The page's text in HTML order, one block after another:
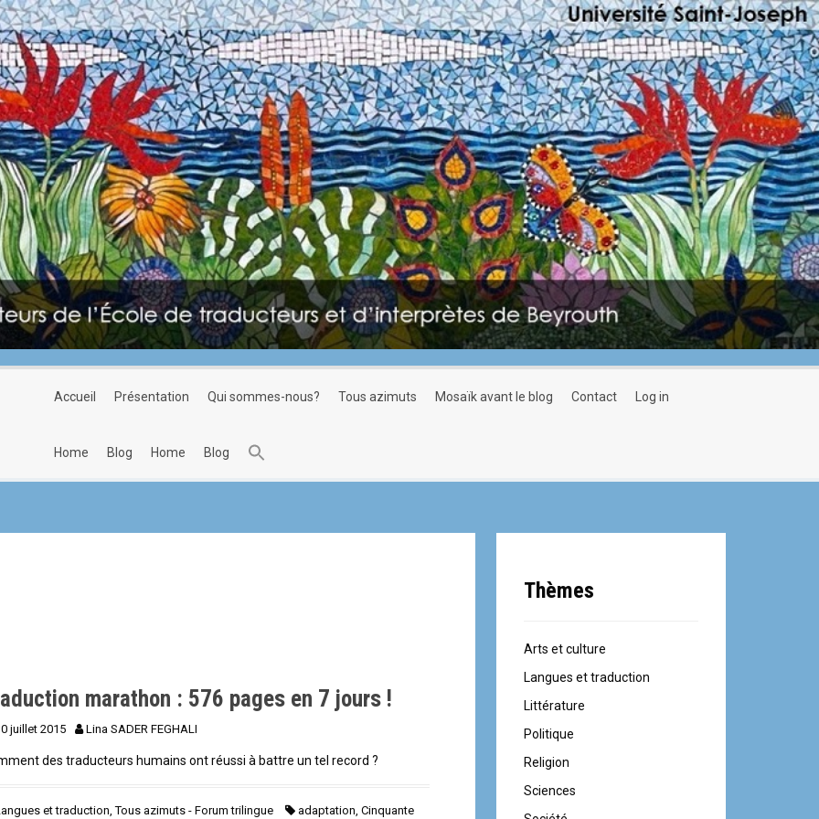
accueil présentation qui sommes-nous? tous azimuts mosaïk avant le blog contact log in
home blog home blog
marathon : 576 pages en 7 jours !
juillet 2015 Lina SADER FEGHALI
des traducteurs humains ont réussi à battre un tel record ?
et traduction,Tous azimuts - Forum trilingue adaptation,Cinquante
Thèmes
Arts et culture
Langues et traduction
Littérature
Politique
Religion
Sciences